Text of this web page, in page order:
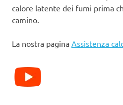
calore latente dei fumi prima
camino.
La nostra pagina Assistenza